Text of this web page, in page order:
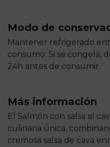
Modo de
Mantener refrigerado
consumo. Si se congela,
24h antes de consumir.
Más información
El Salmón con salsa al
culinaria única,
cremosa salsa de cava